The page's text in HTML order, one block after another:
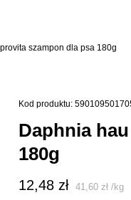
szampon dla psa 180g
Kod produktu:
daphnia hau provita szampon dla psa
180g
12,48 zł 41,60 zł /kg